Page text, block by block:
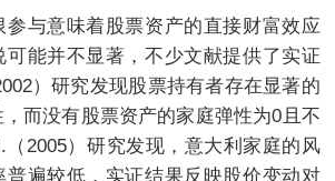
与意味着股票资产的直接财富效应
可能并不显著，不少文献提供了实证
）研究发现股票持有者存在显著的
而没有股票资产的家庭弹性为0且不
（2005）研究发现，意大利家庭的风
普遍较低，实证结果反映股价变动对